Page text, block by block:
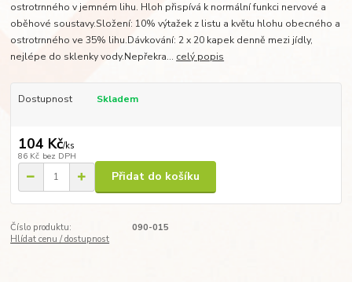
ostrotrnného v jemném lihu. Hloh přispívá k normální funkci nervové a
oběhové soustavy.Složení: 10% výtažek z listu a květu hlohu obecného a
ostrotrnného ve 35% lihu.Dávkování: 2 x 20 kapek denně mezi jídly,
nejlépe do sklenky vody.Nepřekra... celý popis
Dostupnost Skladem
104 Kč/ks
86 Kč bez DPH
Přidat do košíku
Číslo produktu:
090-015
Hlídat cenu / dostupnost